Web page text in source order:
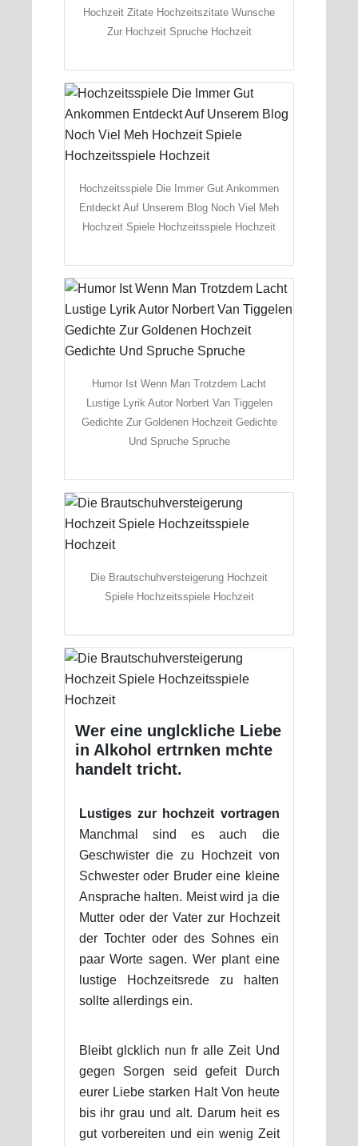
Hochzeit Zitate Hochzeitszitate Wunsche
Zur Hochzeit Spruche Hochzeit
Hochzeitsspiele Die Immer Gut Ankommen
Entdeckt Auf Unserem Blog Noch Viel Meh
Hochzeit Spiele Hochzeitsspiele Hochzeit
Humor Ist Wenn Man Trotzdem Lacht
Lustige Lyrik Autor Norbert Van Tiggelen
Gedichte Zur Goldenen Hochzeit Gedichte
Und Spruche Spruche
Die Brautschuhversteigerung Hochzeit
Spiele Hochzeitsspiele Hochzeit
Wer eine unglckliche Liebe
in Alkohol ertrnken mchte
handelt tricht.
Lustiges zur hochzeit vortragen
Manchmal sind es auch die
Geschwister die zu Hochzeit von
Schwester oder Bruder eine kleine
Ansprache halten. Meist wird ja die
Mutter oder der Vater zur Hochzeit
der Tochter oder des Sohnes ein
paar Worte sagen. Wer plant eine
lustige Hochzeitsrede zu halten
sollte allerdings ein.
Bleibt glcklich nun fr alle Zeit Und
gegen Sorgen seid gefeit Durch
eurer Liebe starken Halt Von heute
bis ihr grau und alt. Darum heit es
gut vorbereiten und ein wenig Zeit